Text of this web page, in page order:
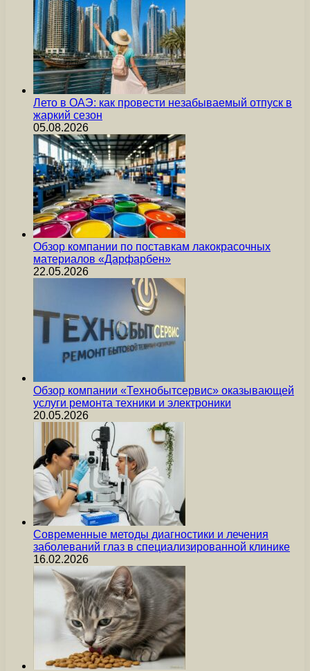
Лето в ОАЭ: как провести незабываемый отпуск в
жаркий сезон
05.08.2026
Обзор компании по поставкам лакокрасочных
материалов «Дарфарбен»
22.05.2026
Обзор компании «Технобытсервис» оказывающей
услуги ремонта техники и электроники
20.05.2026
Современные методы диагностики и лечения
заболеваний глаз в специализированной клинике
16.02.2026